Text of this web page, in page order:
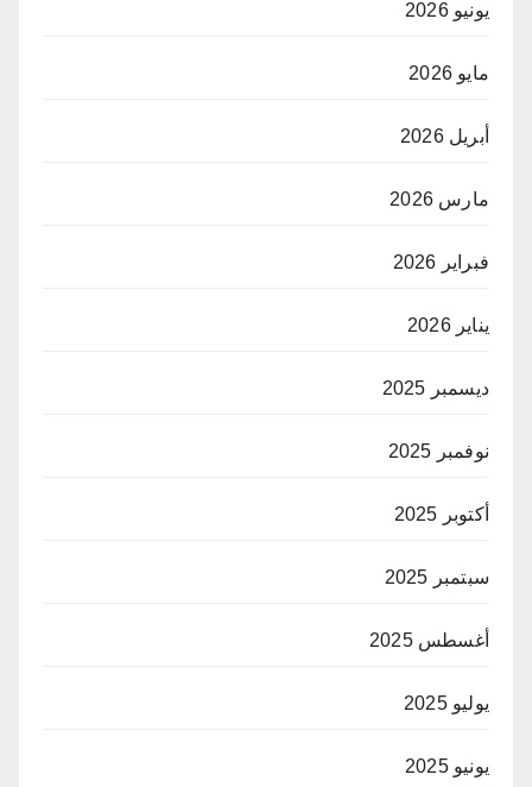
يونيو 2026
مايو 2026
أبريل 2026
مارس 2026
فبراير 2026
يناير 2026
ديسمبر 2025
نوفمبر 2025
أكتوبر 2025
سبتمبر 2025
أغسطس 2025
يوليو 2025
يونيو 2025